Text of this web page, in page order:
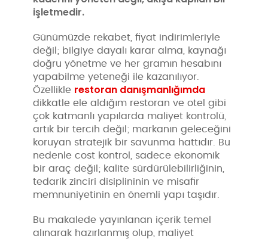
işletmedir.
Günümüzde rekabet, fiyat indirimleriyle
değil; bilgiye dayalı karar alma, kaynağı
doğru yönetme ve her gramın hesabını
yapabilme yeteneği ile kazanılıyor.
Özellikle restoran danışmanlığımda
dikkatle ele aldığım restoran ve otel gibi
çok katmanlı yapılarda maliyet kontrolü,
artık bir tercih değil; markanın geleceğini
koruyan stratejik bir savunma hattıdır. Bu
nedenle cost kontrol, sadece ekonomik
bir araç değil; kalite sürdürülebilirliğinin,
tedarik zinciri disiplininin ve misafir
memnuniyetinin en önemli yapı taşıdır.
Bu makalede yayınlanan içerik temel
alınarak hazırlanmış olup, maliyet